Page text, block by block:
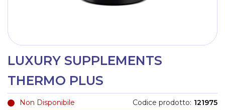
LUXURY SUPPLEMENTS
THERMO PLUS
Non Disponibile Codice prodotto 121975